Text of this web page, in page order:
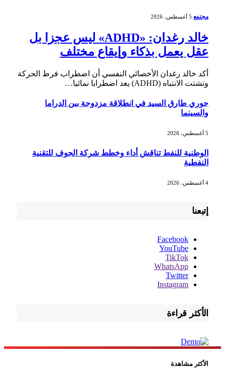
مجتمع 5 أغسطس، 2026
خالد رغدان: «ADHD» ليس عجزا بل
عقل يعمل بذكاء وإيقاع مختلف
أكد خالد رغدان الأخصائي النفسي أن اضطراب فرط الحركة
وتشتت الانتباه (ADHD) يعد اضطرابا نمائيا…
جوري طارق السيد في انطلاقة مزدوجة بين الدراما
والسينما
الوطنية للنفط تناقش أداء وخطط شركة الجوف للتقنية
النفطية
إتبعنا
Facebook
YouTube
TikTok
WhatsApp
Twitter
Instagram
الأكثر قراءة
الأكثر مشاهدة